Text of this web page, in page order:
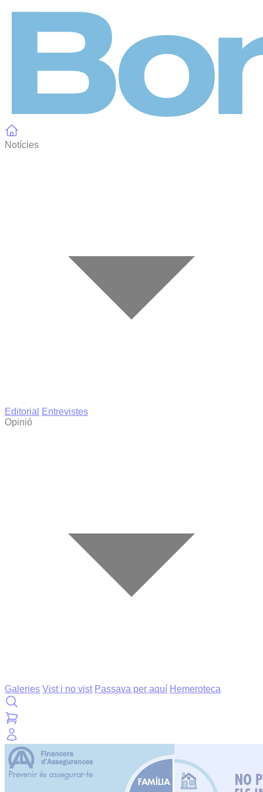
Notícies
Editorial
Entrevistes
Opinió
Galeries Vist i no vist Passava per aquí Hemeroteca